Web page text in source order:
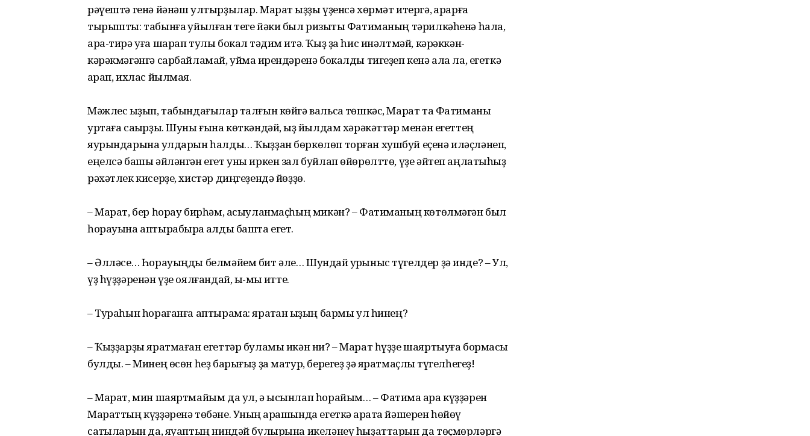
рәүештә генә йәнәш ултырҙылар. Марат ҡыҙҙы үҙенсә хөрмәт итергә, ҡарарға
тырышты: табынға ҡуйылған теге йәки был ризыҡты Фатиманың тәрилкәһенә һала,
ара-тирә уға шарап тулы бокал тәҡдим итә. Ҡыҙ ҙа һис инәлтмәй, кәрәккән-
кәрәкмәгәнгә сарбайламай, уймаҡ ирендәренә бокалды тигеҙеп кенә ала ла, егеткә
ҡарап, ихлас йылмая.
Мәжлес ҡыҙып, табындағылар талғын көйгә вальсҡа төшкәс, Марат та Фатиманы
уртаға саҡырҙы. Шуны ғына көткәндәй, ҡыҙ йылдам хәрәкәттәр менән егеттең
яурындарына ҡулдарын һалды… Ҡыҙҙан бөркөлөп торған хушбуй еҫенә иләҫләнеп,
еңелсә башы әйләнгән егет уны иркен зал буйлап өйөрөлттө, үҙе әйтеп аңлатҡыһыҙ
рәхәтлек кисерҙе, хистәр диңгеҙендә йөҙҙө.
– Марат, бер һорау бирһәм, асыуланмаҫһың микән? – Фатиманың көтөлмәгән был
һорауына аптырабыраҡ ҡалды башта егет.
– Әлләсе… Һорауыңды белмәйем бит әле… Шундай ҡурҡыныс түгелдер ҙә инде? – Ул,
үҙ һүҙҙәренән үҙе оялғандай, ыҡ-мыҡ итте.
– Тураһын һорағанға аптырама: яратҡан ҡыҙың бармы ул һинең?
– Ҡыҙҙарҙы яратмаған егеттәр буламы икән ни? – Марат һүҙҙе шаяртыуға бормаҡсы
булды. – Минең өсөн һеҙ барығыҙ ҙа матур, берегеҙ ҙә яратмаҫлыҡ түгелһегеҙ!
– Марат, мин шаяртмайым да ул, ә ысынлап һорайым… – Фатима ҡара күҙҙәрен
Мараттың күҙҙәренә төбәне. Уның ҡарашында егеткә ҡарата йәшерен һөйөү
сатҡыларын да, яуаптың ниндәй булырына икеләнеү һыҙаттарын да төҫмөрләргә